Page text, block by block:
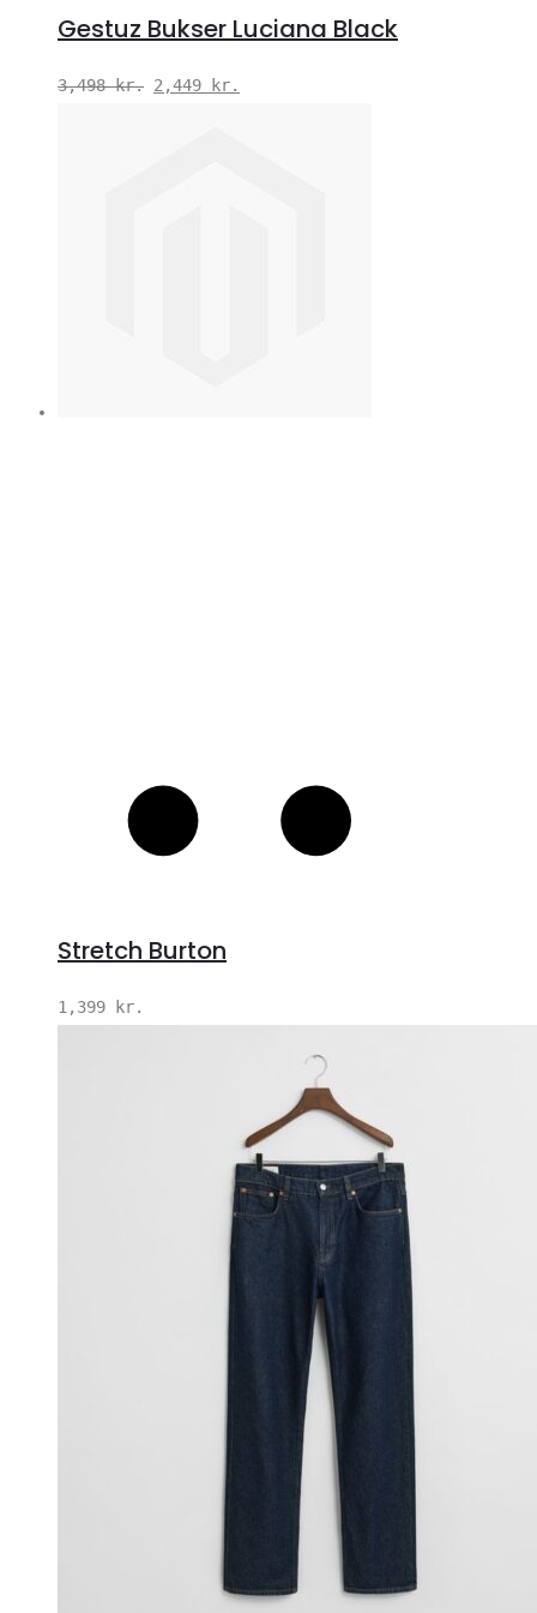
Gestuz Bukser Luciana Black
3,498kr. Den
2,449 kr.
Stretch Burton
1,399 kr.